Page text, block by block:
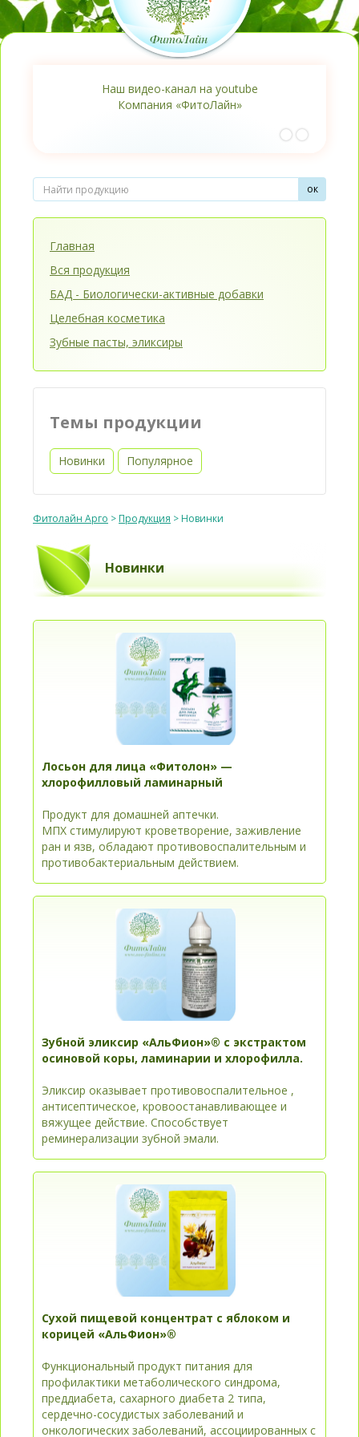
Наш видео-канал на youtube
Компания «ФитоЛайн»
Фитолайн Арго > Продукция > Новинки
Новинки
Лосьон для лица «Фитолон» —
хлорофилловый ламинарный
Продукт для домашней аптечки.
МПХ стимулируют кроветворение, заживление
ран и язв, обладают противовоспалительным и
противобактериальным действием.
Зубной эликсир «АльФион»® с экстрактом
осиновой коры, ламинарии и хлорофилла.
Эликсир оказывает противовоспалительное ,
антисептическое, кровоостанавливающее и
вяжущее действие. Способствует
реминерализации зубной эмали.
Сухой пищевой концентрат с яблоком и
корицей «АльФион»®
Функциональный продукт питания для
профилактики метаболического синдрома,
преддиабета, сахарного диабета 2 типа,
сердечно-сосудистых заболеваний и
онкологических заболеваний, ассоциированных с
Главная
Вся продукция
БАД - Биологически-активные добавки
Целебная косметика
Зубные пасты, эликсиры
Темы продукции
Новинки Популярное